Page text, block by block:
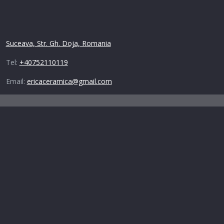
Suceava, Str. Gh. Doja, Romania
Tel: +40752110119
Email: ericaceramica@gmail.com